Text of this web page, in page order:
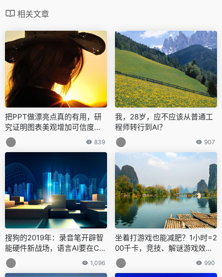
相关文章
把PPT做漂亮点真的有用，研
究证明图表美观增加可信度，
作者：还会影响论文引用和通
过率
839
我，28岁，应不应该从普通工
程师转行到AI？
907
搜狗的2019年：录音笔开辟智
能硬件新战场，语言AI要在C端
找准点
1,096
坐着打游戏也能减肥？1小时=2
00千卡，竞技、解谜游戏效果
更佳
990